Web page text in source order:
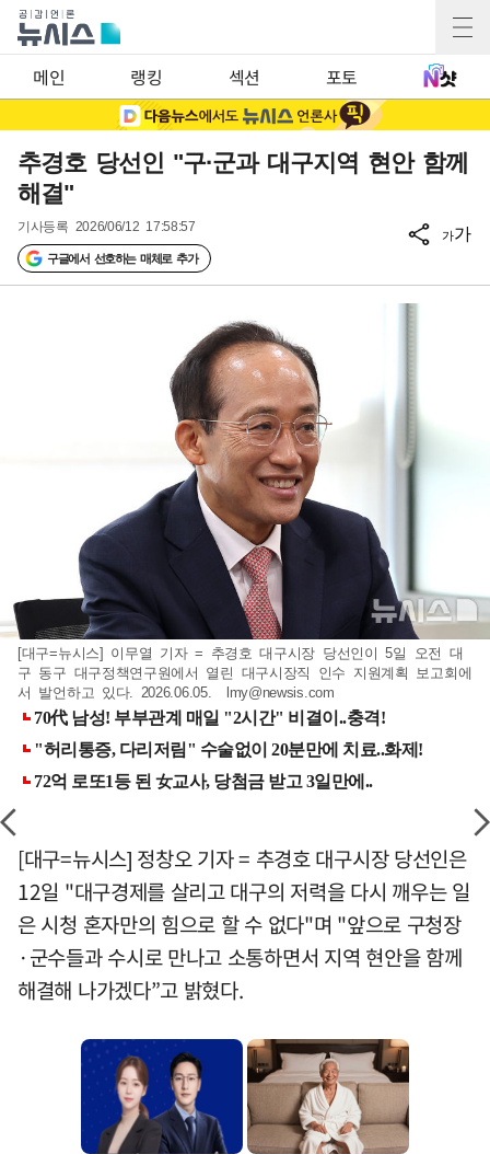
메인 랭킹 섹션 포토
추경호 당선인 "구·군과 대구지역 현안 함께
해결"
기사등록 2026/06/12 17:58:57
구글에서 선호하는 매체로 추가
가가
[대구=뉴시스] 이무열 기자 = 추경호 대구시장 당선인이 5일 오전 대
구 동구 대구정책연구원에서 열린 대구시장직 인수 지원계획 보고회에
서 발언하고 있다. 2026.06.05. lmy@newsis.com
[대구=뉴시스] 정창오 기자 = 추경호 대구시장 당선인은
12일 "대구경제를 살리고 대구의 저력을 다시 깨우는 일
은 시청 혼자만의 힘으로 할 수 없다"며 "앞으로 구청장
·군수들과 수시로 만나고 소통하면서 지역 현안을 함께
해결해 나가겠다”고 밝혔다.